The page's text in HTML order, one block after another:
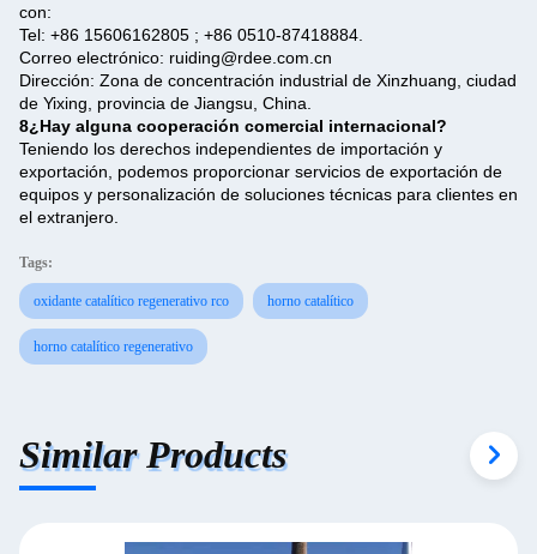
con:
Tel: +86 15606162805 ; +86 0510-87418884.
Correo electrónico: ruiding@rdee.com.cn
Dirección: Zona de concentración industrial de Xinzhuang, ciudad
de Yixing, provincia de Jiangsu, China.
8¿Hay alguna cooperación comercial internacional?
Teniendo los derechos independientes de importación y
exportación, podemos proporcionar servicios de exportación de
equipos y personalización de soluciones técnicas para clientes en
el extranjero.
Tags:
oxidante catalítico regenerativo rco horno catalítico
horno catalítico regenerativo
Similar Products